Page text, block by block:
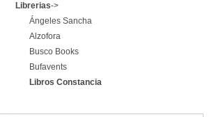
Librerias->
Ángeles Sancha
Alzofora
Busco Books
Bufavents
Libros Constancia